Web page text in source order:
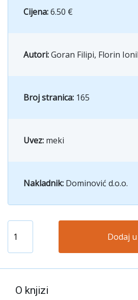
Cijena:6.50 €
Autori:Goran Filipi, Florin
Broj stranica: 165
Uvez: meki
Nakladnik: Dominović d.o.o.
Dodaj
O knjizi